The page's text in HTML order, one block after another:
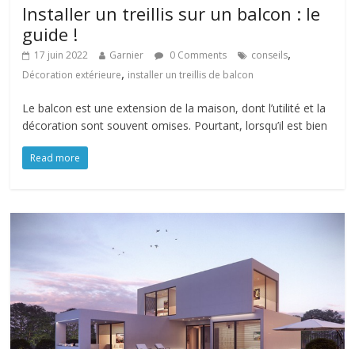
Installer un treillis sur un balcon : le
guide !
17 juin 2022 Garnier 0 Comments conseils,
Décoration extérieure, installer un treillis de balcon
Le balcon est une extension de la maison, dont l’utilité et la
décoration sont souvent omises. Pourtant, lorsqu’il est bien
Read more